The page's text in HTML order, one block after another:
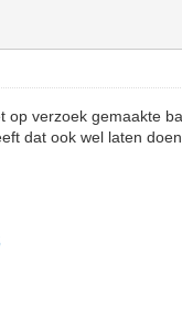
verzoek gemaakte
dat ook wel laten